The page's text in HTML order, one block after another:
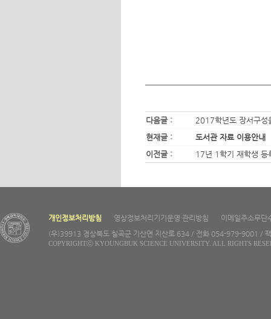
다음글 :
2017학년도 장서구성
현재글 :
도서관 자료 이용안내
이전글 :
17년 1학기 재학생 등
개인정보처리방침 영상정보처리기기운영·관리방침
이메일주소무단
(우)39913 경상북도 칠곡군 기산면 지산로 634 / 전화 054-979-9001 /
COPYRIGHTⓒ KYOUNGBUK SCIENCE UNIVERSITY. ALL RIGHTS